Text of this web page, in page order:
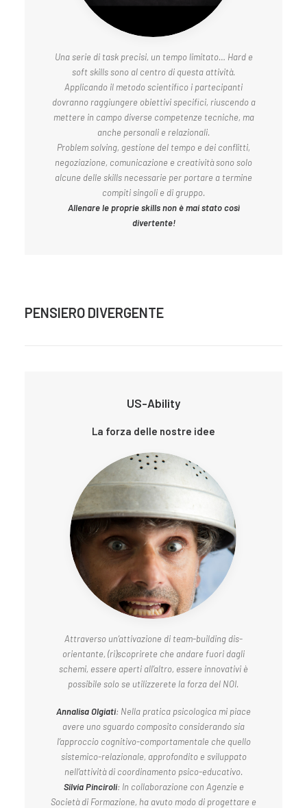
Una serie di task precisi, un tempo limitato… Hard e
soft skills sono al centro di questa attività.
Applicando il metodo scientifico i partecipanti
dovranno raggiungere obiettivi specifici, riuscendo a
mettere in campo diverse competenze tecniche, ma
anche personali e relazionali.
Problem solving, gestione del tempo e dei conflitti,
negoziazione, comunicazione e creatività sono solo
alcune delle skills necessarie per portare a termine
compiti singoli e di gruppo.
Allenare le proprie skills non è mai stato così
divertente!
PENSIERO DIVERGENTE
US-Ability
La forza delle nostre idee
Attraverso un’attivazione di team-building dis-
orientante, (ri)scoprirete che andare fuori dagli
schemi, essere aperti all’altro, essere innovativi è
possibile solo se utilizzerete la forza del NOI.
Annalisa Olgiati: Nella pratica psicologica mi piace
avere uno sguardo composito considerando sia
l’approccio cognitivo-comportamentale che quello
sistemico-relazionale, approfondito e sviluppato
nell’attività di coordinamento psico-educativo.
Silvia Pinciroli: In collaborazione con Agenzie e
Società di Formazione, ha avuto modo di progettare e